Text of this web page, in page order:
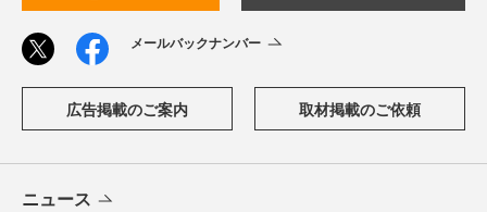
メールバックナンバー
広告掲載のご案内 取材掲載のご依頼
ニュース